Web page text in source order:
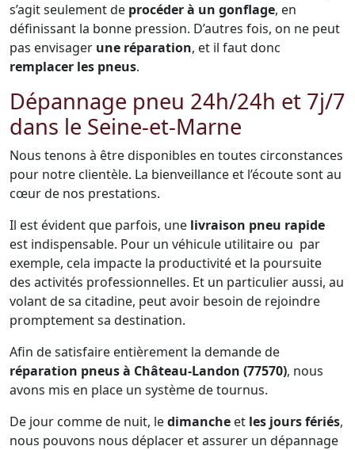
s’agit seulement de procéder à un gonflage, en
définissant la bonne pression. D’autres fois, on ne peut
pas envisager une réparation, et il faut donc
remplacer les pneus.
Dépannage pneu 24h/24h et 7j/7
dans le Seine-et-Marne
Nous tenons à être disponibles en toutes circonstances
pour notre clientèle. La bienveillance et l’écoute sont au
cœur de nos prestations.
Il est évident que parfois, une livraison pneu rapide
est indispensable. Pour un véhicule utilitaire ou par
exemple, cela impacte la productivité et la poursuite
des activités professionnelles. Et un particulier aussi, au
volant de sa citadine, peut avoir besoin de rejoindre
promptement sa destination.
Afin de satisfaire entièrement la demande de
réparation pneus à Château-Landon (77570), nous
avons mis en place un système de tournus.
De jour comme de nuit, ledimanche et les jours fériés,
nous pouvons nous déplacer et assurer un dépannage